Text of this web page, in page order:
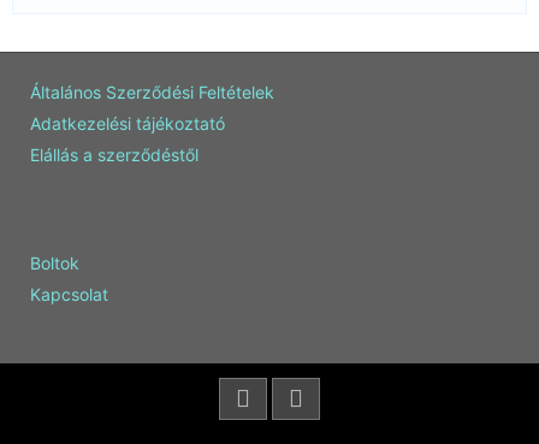
Általános Szerződési Feltételek
Adatkezelési tájékoztató
Elállás a szerződéstől
Boltok
Kapcsolat